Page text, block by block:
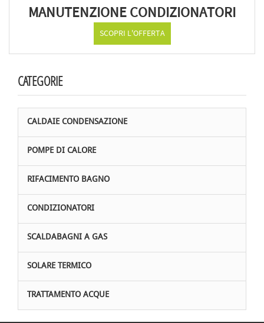
MANUTENZIONE CONDIZIONATORI
SCOPRI L'OFFERTA
CATEGORIE
CALDAIE CONDENSAZIONE
POMPE DI CALORE
RIFACIMENTO BAGNO
CONDIZIONATORI
SCALDABAGNI A GAS
SOLARE TERMICO
TRATTAMENTO ACQUE